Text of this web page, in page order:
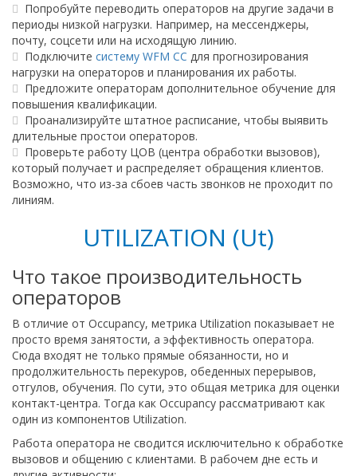
Попробуйте переводить операторов на другие задачи в
периоды низкой нагрузки. Например, на мессенджеры,
почту, соцсети или на исходящую линию.
Подключите систему WFM CC для прогнозирования
нагрузки на операторов и планирования их работы.
Предложите операторам дополнительное обучение для
повышения квалификации.
Проанализируйте штатное расписание, чтобы выявить
длительные простои операторов.
Проверьте работу ЦОВ (центра обработки вызовов),
который получает и распределяет обращения клиентов.
Возможно, что из-за сбоев часть звонков не проходит по
линиям.
UTILIZATION (Ut)
Что такое производительность
операторов
В отличие от Occupancy, метрика Utilization показывает не
просто время занятости, а эффективность оператора.
Сюда входят не только прямые обязанности, но и
продолжительность перекуров, обеденных перерывов,
отгулов, обучения. По сути, это общая метрика для оценки
контакт-центра. Тогда как Occupancy рассматривают как
один из компонентов Utilization.
Работа оператора не сводится исключительно к обработке
вызовов и общению с клиентами. В рабочем дне есть и